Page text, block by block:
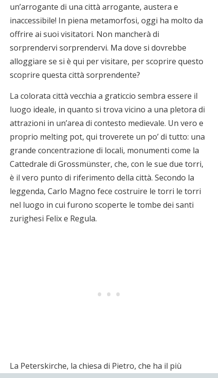
un’arrogante di una città arrogante, austera e
inaccessibile! In piena metamorfosi, oggi ha molto da
offrire ai suoi visitatori. Non mancherà di
sorprendervi sorprendervi. Ma dove si dovrebbe
alloggiare se si è qui per visitare, per scoprire questo
scoprire questa città sorprendente?
La colorata città vecchia a graticcio sembra essere il
luogo ideale, in quanto si trova vicino a una pletora di
attrazioni in un’area di contesto medievale. Un vero e
proprio melting pot, qui troverete un po’ di tutto: una
grande concentrazione di locali, monumenti come la
Cattedrale di Grossmünster, che, con le sue due torri,
è il vero punto di riferimento della città. Secondo la
leggenda, Carlo Magno fece costruire le torri le torri
nel luogo in cui furono scoperte le tombe dei santi
zurighesi Felix e Regula.
La Peterskirche, la chiesa di Pietro, che ha il più